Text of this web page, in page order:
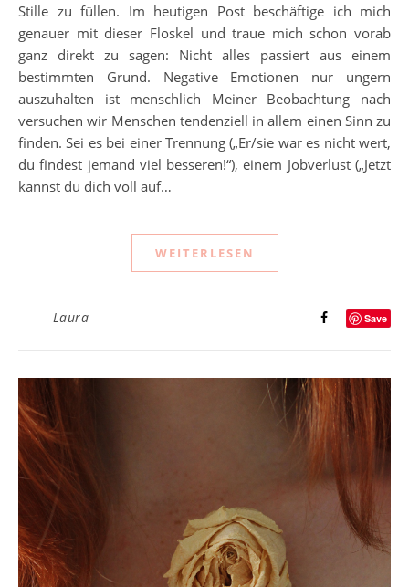
Stille zu füllen. Im heutigen Post beschäftige ich mich
genauer mit dieser Floskel und traue mich schon vorab
ganz direkt zu sagen: Nicht alles passiert aus einem
bestimmten Grund. Negative Emotionen nur ungern
auszuhalten ist menschlich Meiner Beobachtung nach
versuchen wir Menschen tendenziell in allem einen Sinn zu
finden. Sei es bei einer Trennung („Er/sie war es nicht wert,
du findest jemand viel besseren!“), einem Jobverlust („Jetzt
kannst du dich voll auf…
WEITERLESEN
Laura Save